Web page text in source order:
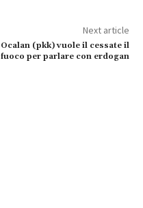
Next article
Ocalan (pkk) vuole il cessate il
fuoco per parlare con erdogan